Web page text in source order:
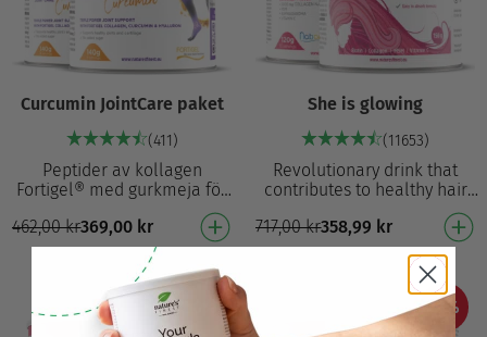
Curcumin JointCare paket
(411)
Peptider av kollagen
Fortigel® med gurkmeja för
stöd till leder⁴ vid dagliga
aktiviteter. Hydrolyserat
kollagen typ II …
462,00kr369,00 kr
She is glowing
(11653)
Revolutionary drink that
contributes to healthy hair
Promotes hair growth
Reduces split ends For s…
717,00kr358,99 kr
41%